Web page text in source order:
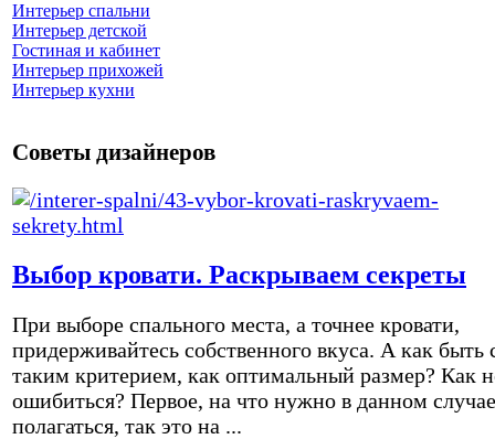
Интерьер спальни
Интерьер детской
Гостиная и кабинет
Интерьер прихожей
Интерьер кухни
Советы дизайнеров
Выбор кровати. Раскрываем секреты
При выборе спального места, а точнее кровати,
придерживайтесь собственного вкуса. А как быть
таким критерием, как оптимальный размер? Как
ошибиться? Первое, на что нужно в данном случае
полагаться, так это на ...